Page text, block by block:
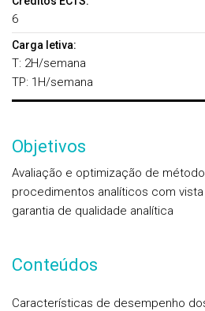
6
Carga letiva:
T: 2H/semana
TP: 1H/semana
Objetivos
Avaliação e optimização de
procedimentos analíticos com
garantia de qualidade analítica
Conteúdos
Características de desempenho